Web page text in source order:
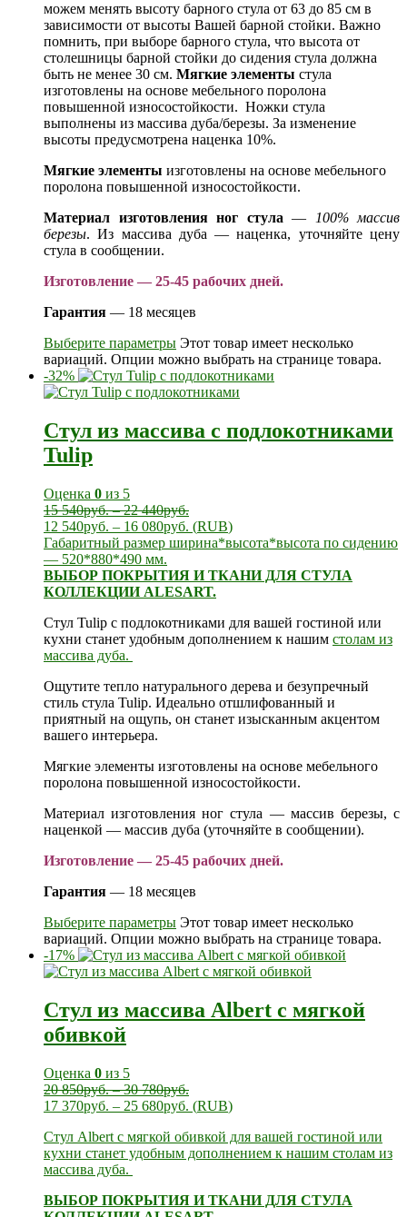
можем менять высоту барного стула от 63 до 85 см в
зависимости от высоты Вашей барной стойки. Важно
помнить, при выборе барного стула, что высота от
столешницы барной стойки до сидения стула должна
быть не менее 30 см. Мягкие элементы стула
изготовлены на основе мебельного поролона
повышенной износостойкости. Ножки стула
выполнены из массива дуба/березы. За изменение
высоты предусмотрена наценка 10%.
Мягкие элементы изготовлены на основе мебельного
поролона повышенной износостойкости.
Материал изготовления ног стула— 100% массив
березы. Из массива дуба — наценка, уточняйте цену
стула в сообщении.
Изготовление — 25-45 рабочих дней.
Гарантия — 18 месяцев
Выберите параметры Этот товар имеет несколько
вариаций. Опции можно выбрать на странице товара.
-32%
Стул из массива с подлокотниками
Tulip
Оценка 0 из 5
15 540руб.–22 440руб.
12 540руб. – 16 080руб. (RUB)
Габаритный размер ширина*высота*высота по сидению
— 520*880*490 мм.
ВЫБОР ПОКРЫТИЯ И ТКАНИ ДЛЯ СТУЛА
КОЛЛЕКЦИИ ALESART.
Стул Tulip с подлокотниками для вашей гостиной или
кухни станет удобным дополнением к нашим столам из
массива дуба.
Ощутите тепло натурального дерева и безупречный
стиль стула Tulip. Идеально отшлифованный и
приятный на ощупь, он станет изысканным акцентом
вашего интерьера.
Мягкие элементы изготовлены на основе мебельного
поролона повышенной износостойкости.
Материал изготовления ног стула — массив березы, с
наценкой — массив дуба (уточняйте в сообщении).
Изготовление — 25-45 рабочих дней.
Гарантия — 18 месяцев
Выберите параметры Этот товар имеет несколько
вариаций. Опции можно выбрать на странице товара.
-17%
Стул из массива Albert с мягкой
обивкой
Оценка 0 из 5
20 850руб.–30 780руб.
17 370руб. – 25 680руб. (RUB)
Стул Albert с мягкой обивкой для вашей гостиной или
кухни станет удобным дополнением к нашим столам из
массива дуба.
ВЫБОР ПОКРЫТИЯ И ТКАНИ ДЛЯ СТУЛА